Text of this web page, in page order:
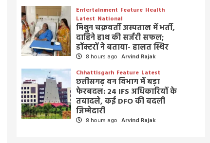
Entertainment Feature Health
Latest National
मिथुन चक्रवर्ती अस्पताल में भर्ती,
दाहिने हाथ की सर्जरी सफल;
डॉक्टरों ने बताया- हालत स्थिर
8 hours ago Arvind Rajak
Chhattisgarh Feature Latest
छत्तीसगढ़ वन विभाग में बड़ा
फेरबदल: 24 IFS अधिकारियों के
तबादले, कई DFO की बदली
जिम्मेदारी
8 hours ago Arvind Rajak